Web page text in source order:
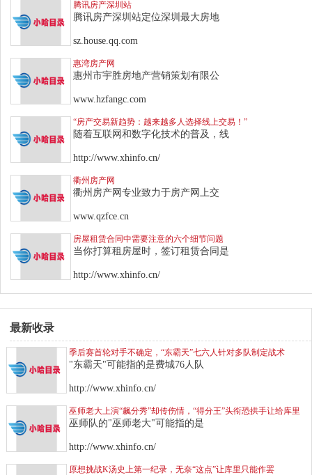
腾讯房产深圳站
腾讯房产深圳站定位深圳最大房地
sz.house.qq.com
惠湾房产网
惠州市宇胜房地产营销策划有限公
www.hzfangc.com
“房产交易新趋势：越来越多人选择线上交易！”
随着互联网和数字化技术的普及，线
http://www.xhinfo.cn/
衢州房产网
衢州房产网专业致力于房产网上交
www.qzfce.cn
房屋租赁合同中需要注意的六个细节问题
当你打算租房屋时，签订租赁合同是
http://www.xhinfo.cn/
最新收录
季后赛首轮对手不确定，“东霸天”七六人针对多队制定战术
"东霸天"可能指的是费城76人队
http://www.xhinfo.cn/
巫师老大上演“飙分秀”却传伤情，“得分王”头衔恐拱手让给库里
巫师队的"巫师老大"可能指的是
http://www.xhinfo.cn/
原想挑战K汤史上第一纪录，无奈“这点”让库里只能作罢